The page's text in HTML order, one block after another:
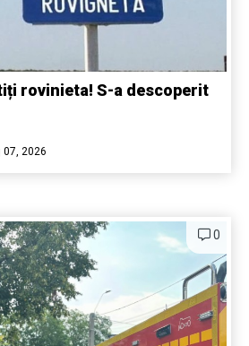
rovinieta! S-a descoperit
07, 2026
0